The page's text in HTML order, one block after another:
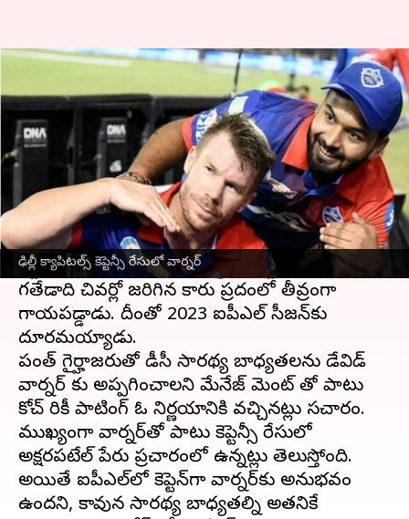
ఢిల్లీ క్యాపిటల్స్ కెప్టెన్సీ రేసులో వార్నర్
ఢిల్లీ క్యాపిటల్స్ కెప్టెన్సీ రేసులో
ఉన్నదెవరు..?
వ్రాసిన వారు Jayachandra Akuri Mar 16, 2023 09:39 am
ఈ వార్తాకథనం ఏంటి
మార్చి 31 నుంచి ఐపీఎల్ లీగ్ ప్రారంభం కానుంది. 2023
ఐపీఎల్ సీజన్‌లోఢిల్లీ క్యాపిటల్స్ఫ్రాంచేజీ నూతన
కెప్టెన్‌ను ఎంపిక చేసింది.రెగ్యులర్ కెప్టెన్ రిషబ్ పంత్
గతేడాది చివర్లో జరిగిన కారు ప్రమాదంలో తీవ్రంగా
గాయపడ్డాడు. దీంతో 2023 ఐపీఎల్ సీజన్‌కు
దూరమయ్యాడు.
పంత్ గైర్హాజరుతో డీసీ సారథ్య బాధ్యతలను డేవిడ్
వార్నర్ కు అప్పగించాలని మేనేజ్ మెంట్ తో పాటు
కోచ్ రికీ పాటింగ్ ఓ నిర్ణయానికి వచ్చినట్లు సమాచారం.
ముఖ్యంగా వార్నర్‌తో పాటు కెప్టెన్సీ రేసులో
అక్షరపటేల్ పేరు ప్రచారంలో ఉన్నట్లు తెలుస్తోంది.
అయితే ఐపీఎల్‌లో కెప్టెన్‌గా వార్నర్‌కు అనుభవం
ఉందని, కావున సారథ్య బాధ్యతల్ని అతనికే